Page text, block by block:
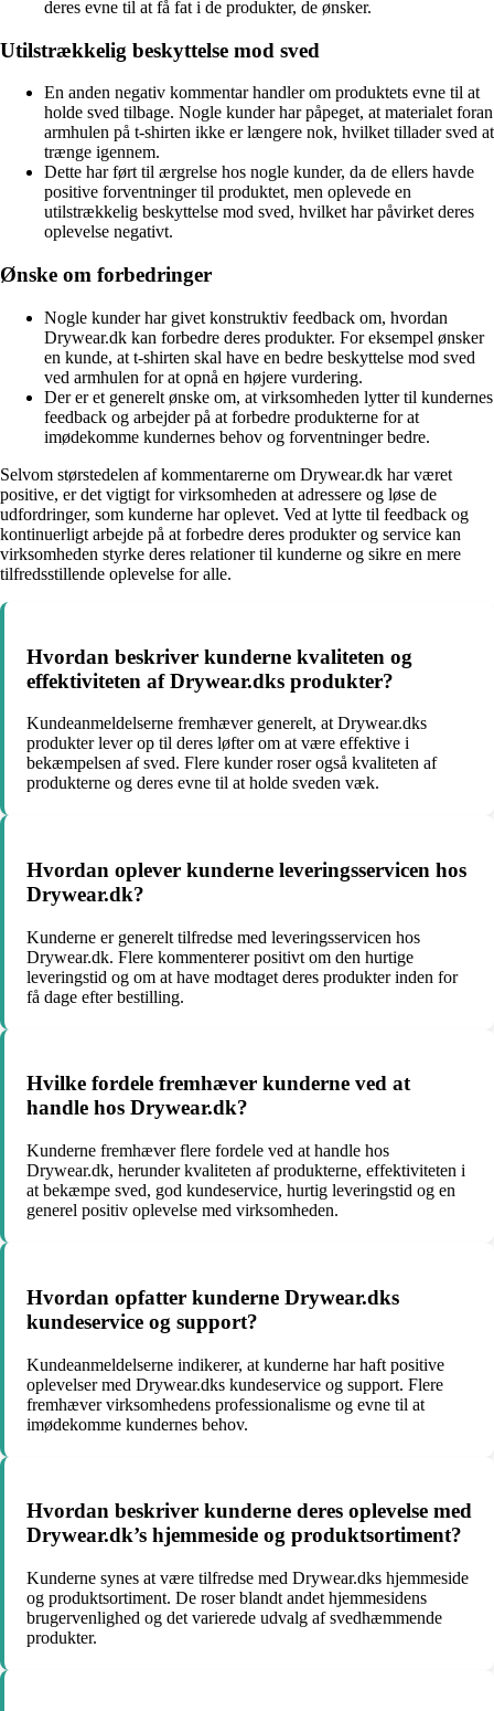
deres evne til at få fat i de produkter, de ønsker.
Utilstrækkelig beskyttelse mod sved
En anden negativ kommentar handler om produktets evne til at
holde sved tilbage. Nogle kunder har påpeget, at materialet foran
armhulen på t-shirten ikke er længere nok, hvilket tillader sved at
trænge igennem.
Dette har ført til ærgrelse hos nogle kunder, da de ellers havde
positive forventninger til produktet, men oplevede en
utilstrækkelig beskyttelse mod sved, hvilket har påvirket deres
oplevelse negativt.
Ønske om forbedringer
Nogle kunder har givet konstruktiv feedback om, hvordan
Drywear.dk kan forbedre deres produkter. For eksempel ønsker
en kunde, at t-shirten skal have en bedre beskyttelse mod sved
ved armhulen for at opnå en højere vurdering.
Der er et generelt ønske om, at virksomheden lytter til kundernes
feedback og arbejder på at forbedre produkterne for at
imødekomme kundernes behov og forventninger bedre.
Selvom størstedelen af kommentarerne om Drywear.dk har været
positive, er det vigtigt for virksomheden at adressere og løse de
udfordringer, som kunderne har oplevet. Ved at lytte til feedback og
kontinuerligt arbejde på at forbedre deres produkter og service kan
virksomheden styrke deres relationer til kunderne og sikre en mere
tilfredsstillende oplevelse for alle.
Hvordan beskriver kunderne kvaliteten og
effektiviteten af Drywear.dks produkter?
Kundeanmeldelserne fremhæver generelt, at Drywear.dks
produkter lever op til deres løfter om at være effektive i
bekæmpelsen af sved. Flere kunder roser også kvaliteten af
produkterne og deres evne til at holde sveden væk.
Hvordan oplever kunderne leveringsservicen hos
Drywear.dk?
Kunderne er generelt tilfredse med leveringsservicen hos
Drywear.dk. Flere kommenterer positivt om den hurtige
leveringstid og om at have modtaget deres produkter inden for
få dage efter bestilling.
Hvilke fordele fremhæver kunderne ved at
handle hos Drywear.dk?
Kunderne fremhæver flere fordele ved at handle hos
Drywear.dk, herunder kvaliteten af produkterne, effektiviteten i
at bekæmpe sved, god kundeservice, hurtig leveringstid og en
generel positiv oplevelse med virksomheden.
Hvordan opfatter kunderne Drywear.dks
kundeservice og support?
Kundeanmeldelserne indikerer, at kunderne har haft positive
oplevelser med Drywear.dks kundeservice og support. Flere
fremhæver virksomhedens professionalisme og evne til at
imødekomme kundernes behov.
Hvordan beskriver kunderne deres oplevelse med
Drywear.dk’s hjemmeside og produktsortiment?
Kunderne synes at være tilfredse med Drywear.dks hjemmeside
og produktsortiment. De roser blandt andet hjemmesidens
brugervenlighed og det varierede udvalg af svedhæmmende
produkter.